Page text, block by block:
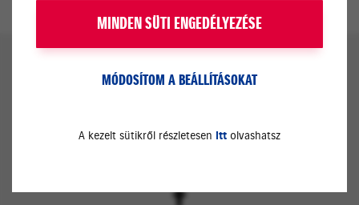
MINDEN SÜTI ENGEDÉLYEZÉSE
MÓDOSÍTOM A BEÁLLÍTÁSOKAT
A kezelt sütikről részletesen itt olvashatsz